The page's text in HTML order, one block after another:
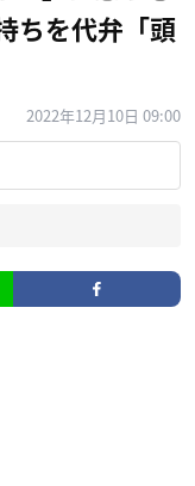
ちを代弁「頭
2022年12月10日 09:00